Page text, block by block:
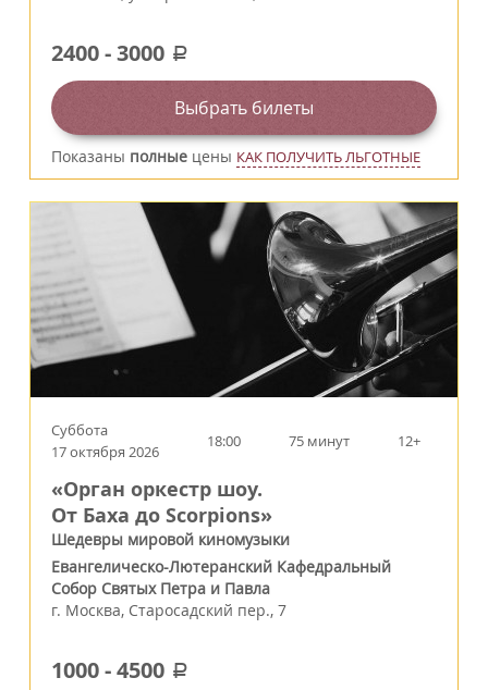
2400-3000 a
Выбрать билеты
Показаны полные цены КАК ПОЛУЧИТЬ ЛЬГОТНЫЕ
Суббота
17 октября 2026
18:00 75 минут 12+
«Орган оркестр шоу.
От Баха до Scorpions»
Шедевры мировой киномузыки
Евангелическо-Лютеранский Кафедральный
Собор Святых Петра и Павла
г. Москва, Старосадский пер., 7
1000-4500 a